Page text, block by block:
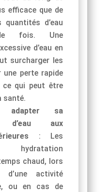
efficace que de
quantités d’eau
fois. Une
d’eau en
surcharger les
perte rapide
ce qui peut être
santé.
adapter sa
d’eau aux
: Les
chaud, lors
activité
ou en cas de